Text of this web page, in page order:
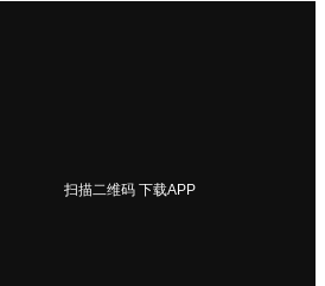
扫描二维码 下载APP